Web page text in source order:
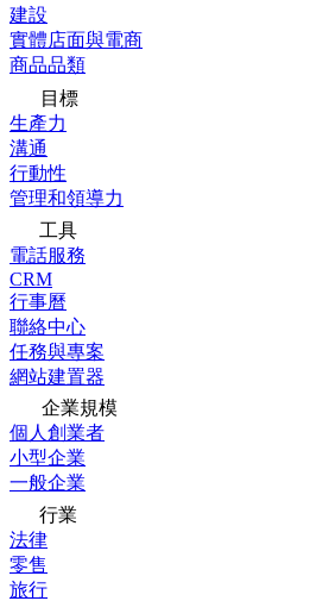
建設
實體店面與電商
商品品類
目標
生產力
溝通
行動性
管理和領導力
工具
電話服務
CRM
行事曆
聯絡中心
任務與專案
網站建置器
企業規模
個人創業者
小型企業
一般企業
行業
法律
零售
旅行